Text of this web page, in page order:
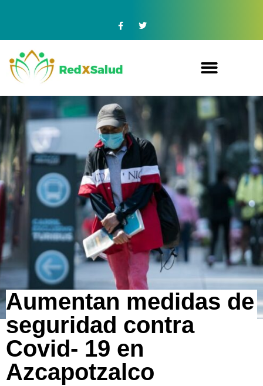
Aumentan medidas de
seguridad contra
Covid- 19 en
Azcapotzalco